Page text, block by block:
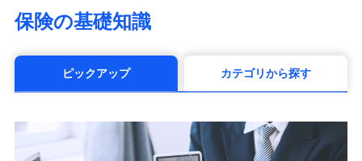
マニュライフ生命保険株式会社
（https://www.manulife.co.jp/）
（https://www.msa-life.co.jp/）
メットライフ生命株式会社(https://www.metlife.co.jp/)
■少額短期保険
保険の基礎知識
ピックアップ カテゴリから探す